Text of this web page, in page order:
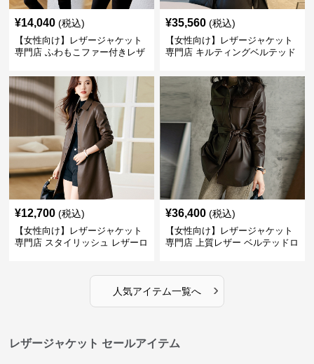
¥14,040 (税込)
【女性向け】レザージャケット
専門店 ふわもこファー付きレザ
¥35,560 (税込)
【女性向け】レザージャケット
専門店 キルティングベルテッド
¥12,700 (税込)
【女性向け】レザージャケット
専門店 スタイリッシュ レザーロ
¥36,400 (税込)
【女性向け】レザージャケット
専門店 上質レザー ベルテッドロ
人気アイテム一覧へ ›
レザージャケット セールアイテム